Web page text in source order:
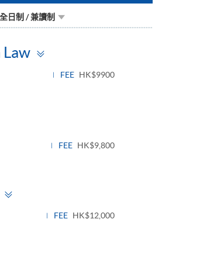
全日制 / 兼讀制
Law
panel
FEE HK$9900
FEE HK$9,800
panelFEE HK$12,000